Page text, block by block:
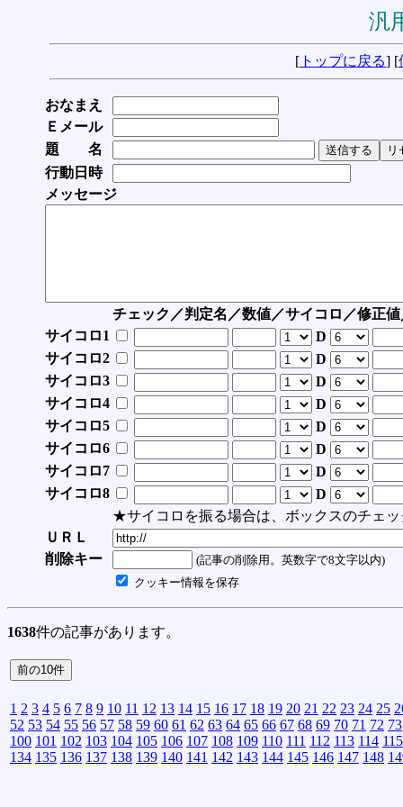
汎
[ トップに戻る] [
おなまえ
Ｅメール
題 名
行動日時
メッセージ
チェック／判定名／数値／サイコロ／修正
サイコロ1
D
サイコロ2
D
サイコロ3
D
サイコロ4
D
サイコロ5
D
サイコロ6
D
サイコロ7
D
サイコロ8
D
★サイコロを振る場合は、ボックスのチェッ
ＵＲＬ
削除キー
(記事の削除用。英数字で8文字以内)
クッキー情報を保存
1638件の記事があります。
1 2 3 4 5 6 7 8 9 10 11 12 13 14 15 16 17 18 19 20 21 22 23 24 25
52 53 54 55 56 57 58 59 60 61 62 63 64 65 66 67 68 69 70 71 72 73
100 101 102 103 104 105 106 107 108 109 110 111 112 113 114 115
134 135 136 137 138 139 140 141 142 143 144 145 146 147 148